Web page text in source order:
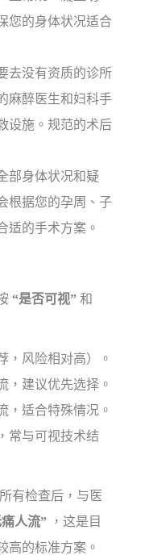
您的身体状况适合
去没有资质的诊所
麻醉医生和妇科手
设施。规范的术后
部身体状况和疑
根据您的孕周、子
适的手术方案。
“是否可视” 和
，风险相对高）。
，建议优先选择。
，适合特殊情况。
常与可视技术结
有检查后，与医
人流” ，这是目
高的标准方案。